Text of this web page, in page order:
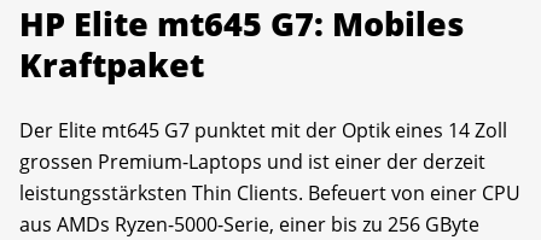
HP Elite mt645 G7: Mobiles
Kraftpaket
Der Elite mt645 G7 punktet mit der Optik eines 14 Zoll
grossen Premium-Laptops und ist einer der derzeit
leistungsstärksten Thin Clients. Befeuert von einer CPU
aus AMDs Ryzen-5000-Serie, einer bis zu 256 GByte